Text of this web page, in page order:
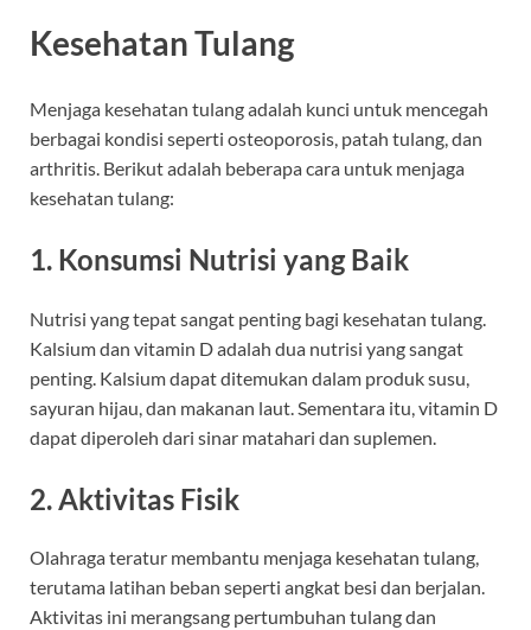
Kesehatan Tulang
Menjaga kesehatan tulang adalah kunci untuk mencegah
berbagai kondisi seperti osteoporosis, patah tulang, dan
arthritis. Berikut adalah beberapa cara untuk menjaga
kesehatan tulang:
1. Konsumsi Nutrisi yang Baik
Nutrisi yang tepat sangat penting bagi kesehatan tulang.
Kalsium dan vitamin D adalah dua nutrisi yang sangat
penting. Kalsium dapat ditemukan dalam produk susu,
sayuran hijau, dan makanan laut. Sementara itu, vitamin D
dapat diperoleh dari sinar matahari dan suplemen.
2. Aktivitas Fisik
Olahraga teratur membantu menjaga kesehatan tulang,
terutama latihan beban seperti angkat besi dan berjalan.
Aktivitas ini merangsang pertumbuhan tulang dan